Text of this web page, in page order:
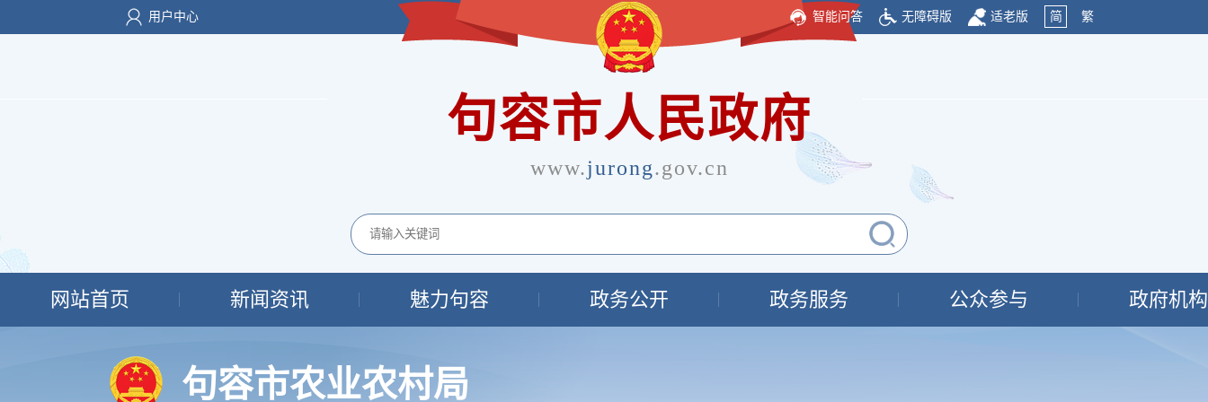
用户中心 智能问答 无障碍版 适老版 简 繁
句容市人民政府
www.jurong.gov.cn
网站首页 新闻资讯 魅力句容 政务公开 政务服务 公众参与 政府机构
句容市农业农村局